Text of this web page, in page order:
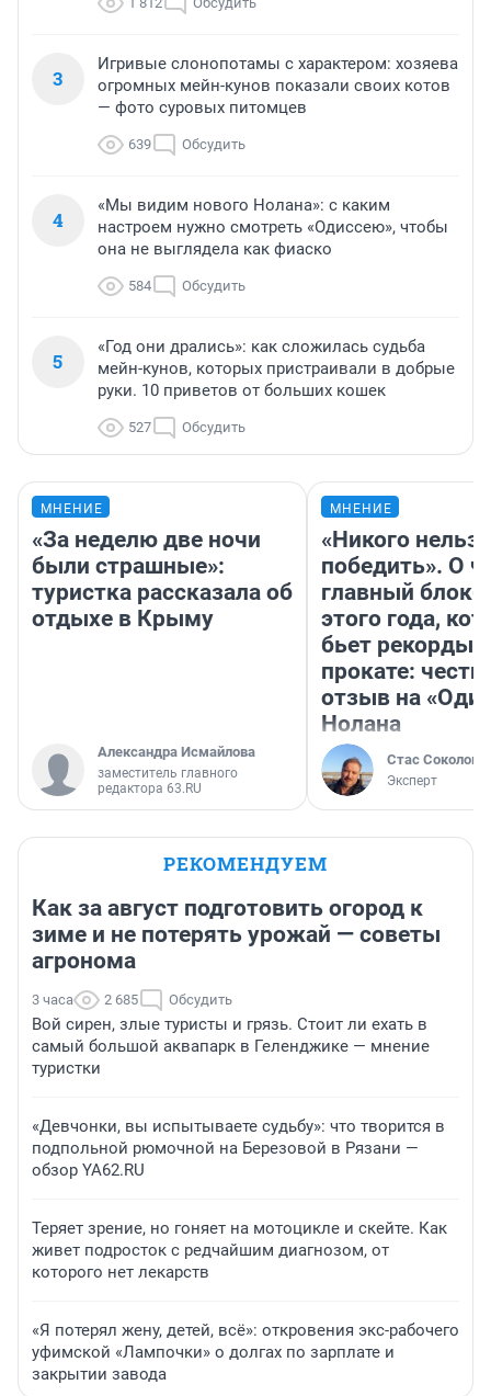
3
Игривые слонопотамы с характером: хозяева
огромных мейн-кунов показали своих котов
— фото суровых питомцев
639 Обсудить
4
«Мы видим нового Нолана»: с каким
настроем нужно смотреть «Одиссею», чтобы
она не выглядела как фиаско
584 Обсудить
5
«Год они дрались»: как сложилась судьба
мейн-кунов, которых пристраивали в добрые
руки. 10 приветов от больших кошек
527 Обсудить
МНЕНИЕ
«За неделю две ночи
были страшные»:
туристка рассказала об
отдыхе в Крыму
Александра Исмайлова
заместитель главного
редактора 63.RU
МНЕНИЕ
«Никого нельзя
победить». О
главный
этого года,
бьет рекорды в
прокате:
отзыв на
Нолана
Стас Соколов
Эксперт
РЕКОМЕНДУЕМ
Как за август подготовить огород к
зиме и не потерять урожай — советы
агронома
3 часа 2 685 Обсудить
Вой сирен, злые туристы и грязь. Стоит ли ехать в
самый большой аквапарк в Геленджике — мнение
туристки
«Девчонки, вы испытываете судьбу»: что творится в
подпольной рюмочной на Березовой в Рязани —
обзор YA62.RU
Теряет зрение, но гоняет на мотоцикле и скейте. Как
живет подросток с редчайшим диагнозом, от
которого нет лекарств
«Я потерял жену, детей, всё»: откровения экс-рабочего
уфимской «Лампочки» о долгах по зарплате и
закрытии завода